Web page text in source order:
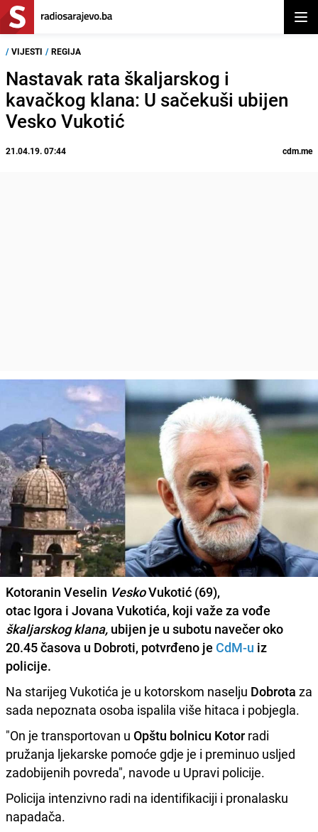
/ VIJESTI / REGIJA
Nastavak rata škaljarskog i
kavačkog klana: U sačekuši ubijen
Vesko Vukotić
21.04.19. 07:44 cdm.me
Kotoranin Veselin VeskoVukotić (69),
otac Igora i Jovana Vukotića, koji važe za vođe
škaljarskog klana, ubijen je u subotu navečer oko
20.45 časova u Dobroti, potvrđeno je CdM-u iz
policije.
Na starijeg Vukotića je u kotorskom naselju Dobrota za
sada nepoznata osoba ispalila više hitaca i pobjegla.
"On je transportovan u Opštu bolnicu Kotor radi
pružanja ljekarske pomoće gdje je i preminuo usljed
zadobijenih povreda", navode u Upravi policije.
Policija intenzivno radi na identifikaciji i pronalasku
napadača.